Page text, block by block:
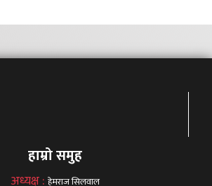
हाम्रो समुह
अध्यक्ष : हेमराज सिलवाल